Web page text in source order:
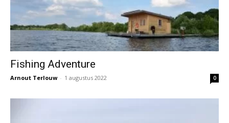
Fishing Adventure
Arnout Terlouw - 1 augustus 2022 0